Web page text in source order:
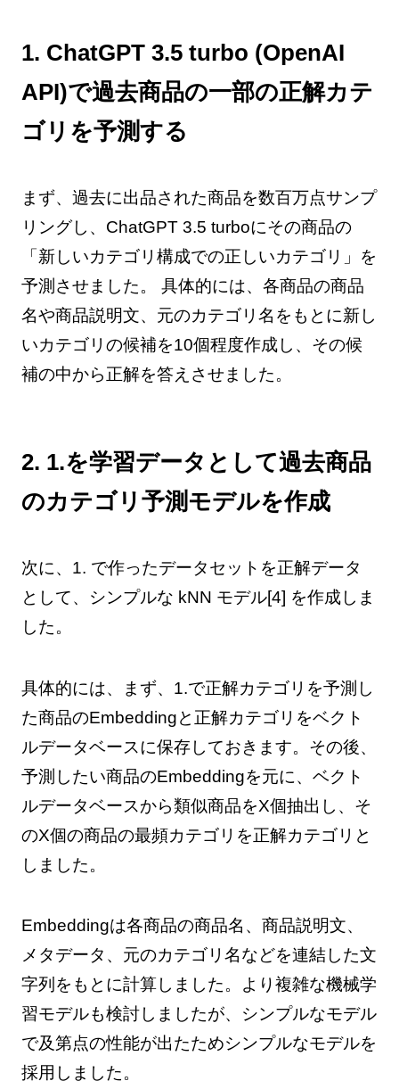
1. ChatGPT 3.5 turbo (OpenAI
API)で過去商品の一部の正解カテ
ゴリを予測する
まず、過去に出品された商品を数百万点サンプ
リングし、ChatGPT 3.5 turboにその商品の
「新しいカテゴリ構成での正しいカテゴリ」を
予測させました。 具体的には、各商品の商品
名や商品説明文、元のカテゴリ名をもとに新し
いカテゴリの候補を10個程度作成し、その候
補の中から正解を答えさせました。
2. 1.を学習データとして過去商品
のカテゴリ予測モデルを作成
次に、1. で作ったデータセットを正解データ
として、シンプルな kNN モデル[4] を作成しま
した。
具体的には、まず、1.で正解カテゴリを予測し
た商品のEmbeddingと正解カテゴリをベクト
ルデータベースに保存しておきます。その後、
予測したい商品のEmbeddingを元に、ベクト
ルデータベースから類似商品をX個抽出し、そ
のX個の商品の最頻カテゴリを正解カテゴリと
しました。
Embeddingは各商品の商品名、商品説明文、
メタデータ、元のカテゴリ名などを連結した文
字列をもとに計算しました。より複雑な機械学
習モデルも検討しましたが、シンプルなモデル
で及第点の性能が出たためシンプルなモデルを
採用しました。